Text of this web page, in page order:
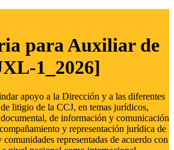
para Auxiliar de
1_2026]
apoyo a la Dirección y a las diferentes
litigio de la CCJ, en temas jurídicos,
de información y comunicación
y representación jurídica de
representadas de acuerdo con